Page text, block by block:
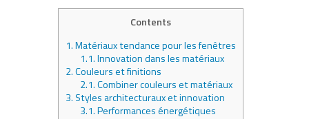
Contents
1.Matériaux tendance pour les fenêtres
1.1.Innovation dans les matériaux
2.Couleurs et finitions
2.1.Combiner couleurs et matériaux
3.Styles architecturaux et innovation
3.1.Performances énergétiques